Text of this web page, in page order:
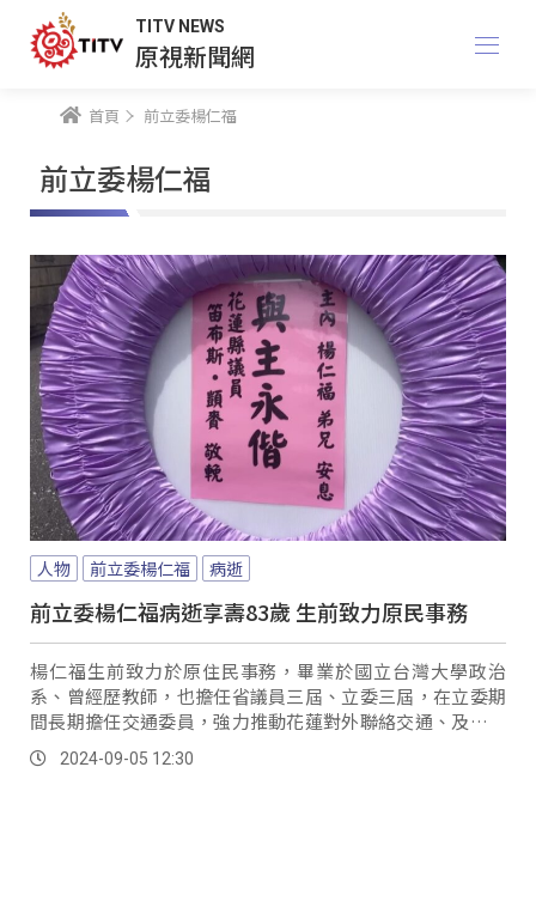
TITV NEWS
原視新聞網
首頁 前立委楊仁福
前立委楊仁福
人物 前立委楊仁福 病逝
前立委楊仁福病逝享壽83歲 生前致力原民事務
楊仁福生前致力於原住民事務，畢業於國立台灣大學政治
系、曾經歷教師，也擔任省議員三屆、立委三屆，在立委期
間長期擔任交通委員，強力推動花蓮對外聯絡交通、及原住
民權益法案的提案；目前家屬也正在籌組治喪委員會...。
2024-09-05 12:30